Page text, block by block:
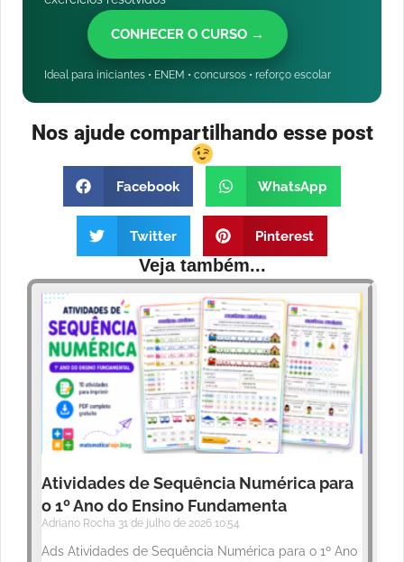
CONHECER O CURSO →
Ideal para iniciantes • ENEM • concursos • reforço escolar
Nos ajude compartilhando esse post
Facebook WhatsApp
Twitter Pinterest
Veja também...
Atividades de Sequência Numérica para
o 1º Ano do Ensino Fundamenta
Adriano Rocha 31 de julho de 2026 10:54
Ads Atividades de Sequência Numérica para o 1º Ano